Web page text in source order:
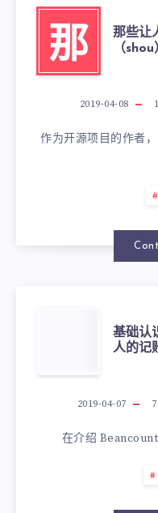
那
那些让
（
2019-04-08 1
作为开源项目的作者
基础认
人的记
2019-04-07 7
在介绍